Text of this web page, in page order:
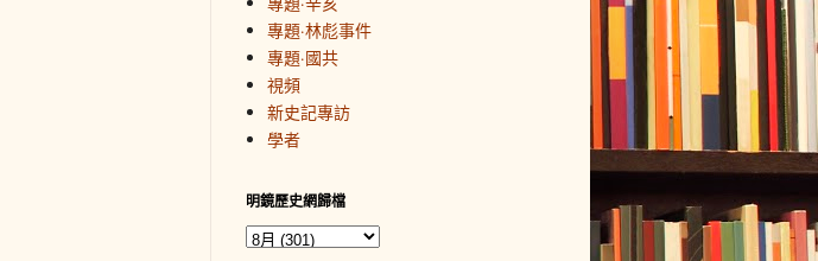
專題·林彪事件
專題·國共
視頻
新史記專訪
學者
明鏡歷史網歸檔